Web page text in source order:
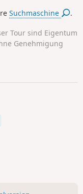
Suchmaschine .
Tour sind Eigentum
Genehmigung